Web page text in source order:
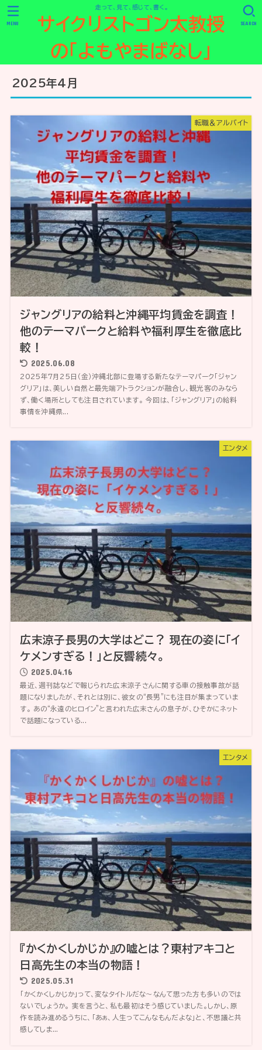
走って、見て、感じて、書く。
サイクリストゴン太教授
の「よもやまばなし」
SEARCH
MENU
2025年4月
転職＆アルバイト
ジャングリアの給料と沖縄平均賃金を調査！
他のテーマパークと給料や福利厚生を徹底比
較！
2025.06.08
2025年7月25日（金）沖縄北部に登場する新たなテーマパーク「ジャン
グリア」は、美しい自然と最先端アトラクションが融合し、観光客のみなら
ず、働く場所としても注目されています。 今回は、「ジャングリア」の給料
事情を沖縄県...
エンタメ
広末涼子長男の大学はどこ？ 現在の姿に「イ
ケメンすぎる！」と反響続々。
2025.04.16
最近、週刊誌などで報じられた広末涼子さんに関する車の接触事故が話
題になりましたが、それとは別に、彼女の“長男”にも注目が集まっていま
す。 あの“永遠のヒロイン”と言われた広末さんの息子が、ひそかにネット
で話題になっている...
エンタメ
『かくかくしかじか』の嘘とは？東村アキコと
日高先生の本当の物語！
2025.05.31
「かくかくしかじか」って、変なタイトルだな〜なんて思った方も多いのでは
ないでしょうか。 実を言うと、私も最初はそう感じていました。しかし、原
作を読み進めるうちに、「あぁ、人生ってこんなもんだよな」と、不思議と共
感してしま...